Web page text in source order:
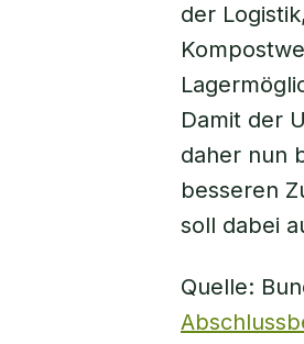
der
Damit der
daher nun
besseren
soll dabei
Quelle: